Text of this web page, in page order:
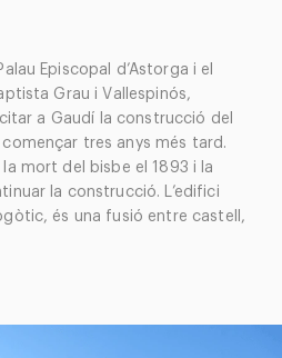
Episcopal d’Astorga i el
Grau i Vallespinós,
a Gaudí la construcció del
tres anys més tard.
la mort del bisbe el 1893 i la
la construcció. L’edifici
és una fusió entre castell,